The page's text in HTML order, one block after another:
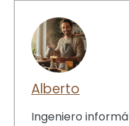
Alberto
Ingeniero